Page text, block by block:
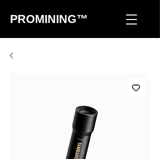
PROMINING™